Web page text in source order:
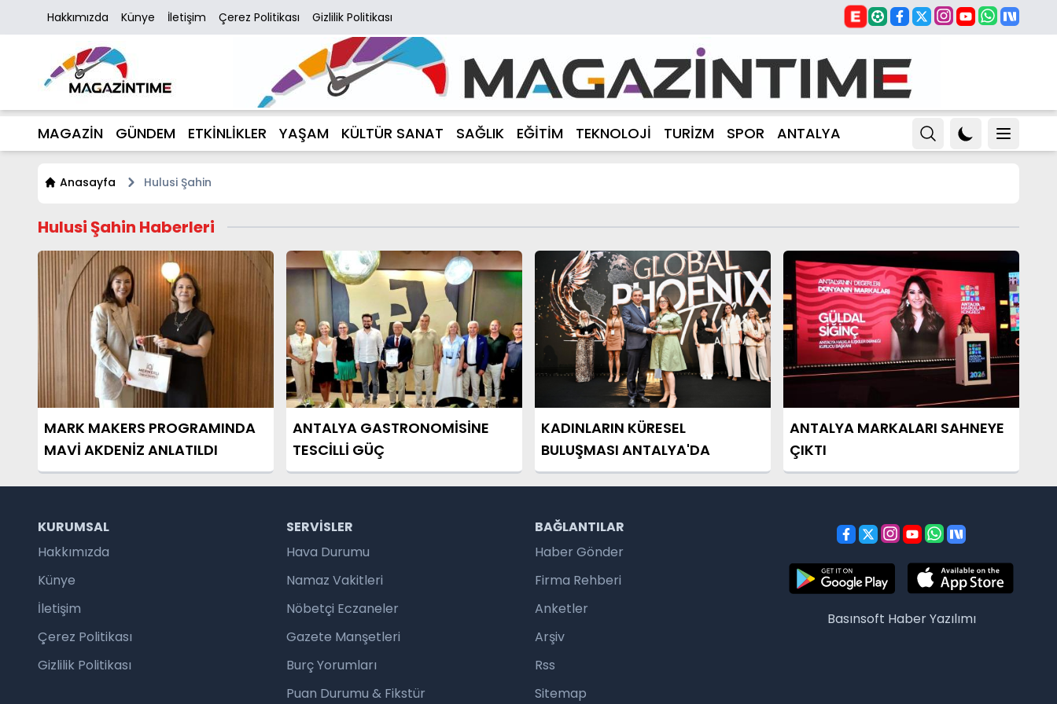
Hakkımızda Künye İletişim Çerez Politikası Gizlilik Politikası
MAGAZİN GÜNDEM ETKİNLİKLER YAŞAM KÜLTÜR SANAT SAĞLIK EĞİTİM TEKNOLOJİ TURİZM SPOR ANTALYA
Anasayfa Hulusi Şahin
Hulusi Şahin Haberleri
MARK MAKERS PROGRAMINDA
MAVİ AKDENİZ ANLATILDI
ANTALYA GASTRONOMİSİNE
TESCİLLİ GÜÇ
KADINLARIN KÜRESEL
BULUŞMASI ANTALYA'DA
ANTALYA MARKALARI SAHNEYE
ÇIKTI
KURUMSAL
Hakkımızda
Künye
İletişim
Çerez Politikası
Gizlilik Politikası
SERVISLER
Hava Durumu
Namaz Vakitleri
Nöbetçi Eczaneler
Gazete Manşetleri
Burç Yorumları
Puan Durumu & Fikstür
BAĞLANTILAR
Haber Gönder
Firma Rehberi
Anketler
Arşiv
Rss
Sitemap
Basınsoft Haber Yazılımı